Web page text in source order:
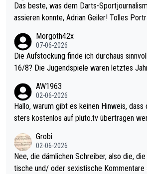
Das beste, was dem Darts-
assieren konnte, Adrian Geiler! Tolles
Morgoth42x
07-06-2026
Die Aufstockung finde ich durchaus
16/8? Die Jugendspiele waren letztes Jahr durchaus sehr kurz
Allerdings ist Mitchell Lawrie als Nummer 1 der Welt eh qualifi
ziert. Somit ändert die automatische
sters erstmal nichts. Ich denke sie wollen damit für nächstes J
ohl wenig WDF Turniere spielen. Dies war
es Jahr der Fall. Er musste als
den Qualifier und ich glaube kaum, dass
AW1963
02-06-2026
Hallo, warum gibt es keinen Hinweis, dass die Nordic Darts Ma
sters kostenlos auf pluto.tv übertragen
Grobi
02-06-2026
Nee, die dämlichen Schreiber, also die,
tische und/ oder sexistische Kommentare